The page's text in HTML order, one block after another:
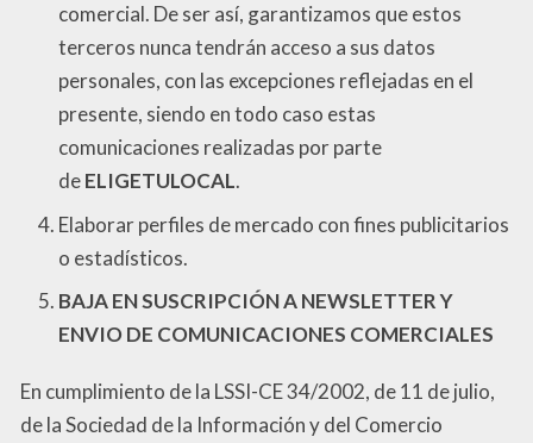
comercial. De ser así, garantizamos que estos
terceros nunca tendrán acceso a sus datos
personales, con las excepciones reflejadas en el
presente, siendo en todo caso estas
comunicaciones realizadas por parte
deELIGETULOCAL.
Elaborar perfiles de mercado con fines publicitarios
o estadísticos.
BAJA EN SUSCRIPCIÓN A NEWSLETTER Y
ENVIO DE COMUNICACIONES COMERCIALES
En cumplimiento de la LSSI-CE 34/2002, de 11 de julio,
de la Sociedad de la Información y del Comercio